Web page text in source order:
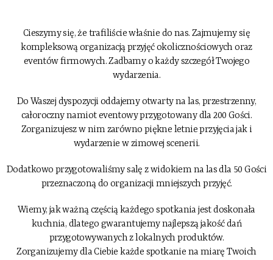
Cieszymy się, że trafiliście właśnie do nas. Zajmujemy się
kompleksową organizacją przyjęć okolicznościowych oraz
eventów firmowych. Zadbamy o każdy szczegół Twojego
wydarzenia.
Do Waszej dyspozycji oddajemy otwarty na las, przestrzenny,
całoroczny namiot eventowy przygotowany dla 200 Gości.
Zorganizujesz w nim zarówno piękne letnie przyjęcia jak i
wydarzenie w zimowej scenerii.
Dodatkowo przygotowaliśmy salę z widokiem na las dla 50 Gości
przeznaczoną do organizacji mniejszych przyjęć.
Wiemy, jak ważną częścią każdego spotkania jest doskonała
kuchnia, dlatego gwarantujemy najlepszą jakość dań
przygotowywanych z lokalnych produktów.
Zorganizujemy dla Ciebie każde spotkanie na miarę Twoich